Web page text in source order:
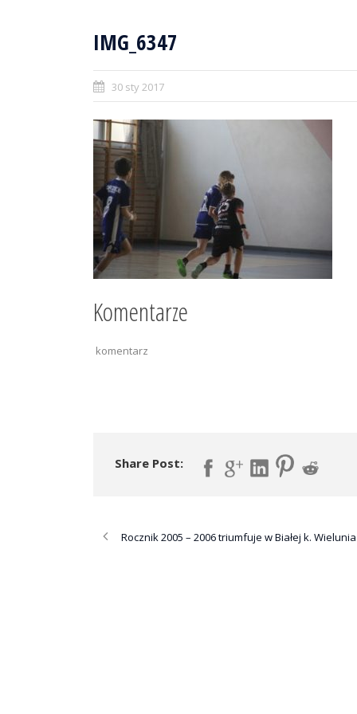
IMG_6347
30 sty 2017
Komentarze
komentarz
Share Post:
Rocznik 2005 – 2006 triumfuje w Białej k. Wielunia